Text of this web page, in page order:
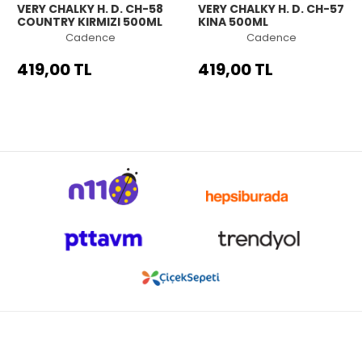
VERY CHALKY H. D. CH-58
COUNTRY KIRMIZI 500ML
Cadence
419,00 TL
VERY CHALKY H. D. CH-57
KINA 500ML
Cadence
419,00 TL